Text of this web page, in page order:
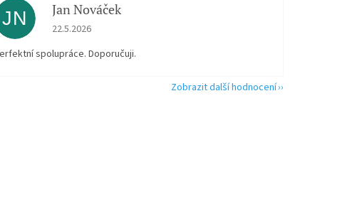
JN Jan Nováček
Hodnocení obchodu je 5 z 5 hvězdiček.
22.5.2026
spolupráce. Doporučuji.
Zobrazit další hodnocení